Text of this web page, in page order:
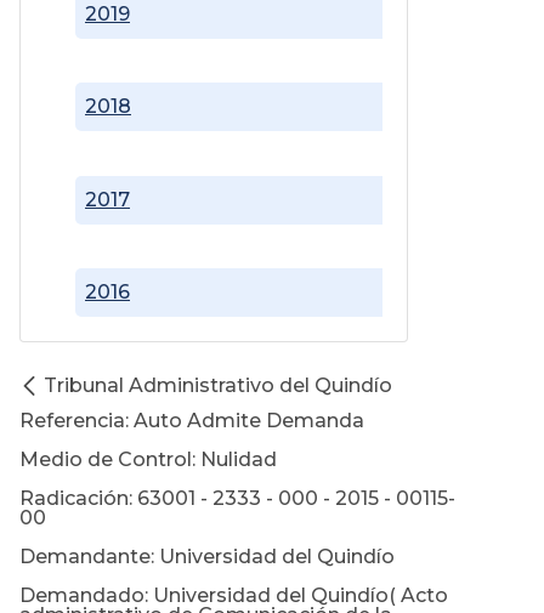
2016
2017
2018
2019
Tribunal Administrativo del Quindío
Referencia: Auto Admite Demanda
Medio de Control: Nulidad
Radicación: 63001 - 2333 - 000 - 2015 - 00115-
00
Demandante: Universidad del Quindío
Demandado: Universidad del Quindío( Acto